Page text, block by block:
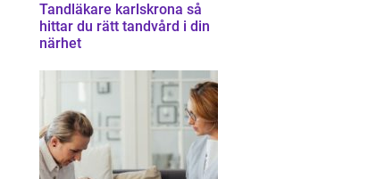
Tandläkare karlskrona så
hittar du rätt tandvård i din
närhet